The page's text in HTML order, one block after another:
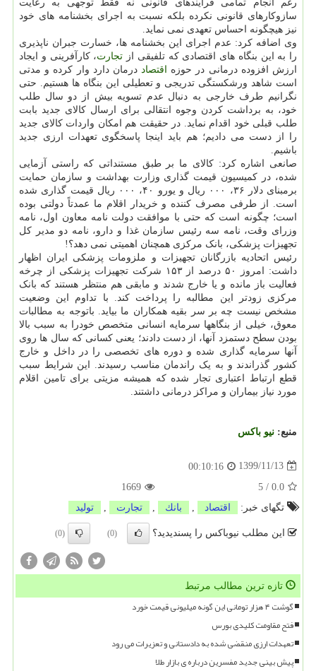
رغم انجام تمامی فرآیندهای قانونی نه فقط توجهی به رعایت
سازوکارهای قانونی نکرده بلکه نسبت به اجرای بخشنامه های خود
نیز هیچگونه احساس تعهدی نمی نماید.
وی اضافه کرد: عدم اجرای این بخشنامه ها، خسارت جبران ناپذیری
را به این بنگاه های اقتصادی که تلفیقی از تجارت، کارآفرینی و ایجاد
ارزش افزوده درمانی در حوزه اقتصاد درمان دارد وار کرده و مدتی
است شاهد ورشکستگی تدریجی و تعطیلی این بنگاه ها هستیم. حتی
نگرانیم طرف خارجی به دنبال عدم تسویه بیش از دو سال طلب
خود، به برداشت کردن وجوه انتقالی برای ارسال کالای جدید بابت
طلب قبلی خود اقدام نماید. در حقیقت هم امکان واردات کالای جدید
را از دست می دادیم؛ هم باید اینجا پاسخگوی تعهدات ارزی جدید
باشیم.
صانعی اشاره کرد: کالای ما بر طبق مستنداتی که راستی آزمایی
شده، در کمیسیون قیمت گذاری وزارت بهداشت و سازمان حمایت
برمبنای دلار ۳۶، ۰۰۰ ریال و یورو ۴۰، ۰۰۰ ریال قیمت گذاری شده
است. از طرفی مصرف کننده و خریدار اقلام ما عمدتاً دولتی بوده
است؛ چگونه است که حتی با موافقت دولت نامه معاون اول، نامه
وزرای وقت، نامه سه رئیس سازمان غذا و دارو، نامه دو مدیر کل
تجهیزات پزشکی، بانک مرکزی همچنان اهمیتی نمی دهد؟!
رئیس اتحادیه بازرگانان تجهیزات و ملزومات پزشکی ایران اظهار
داشت: امروز ۵۰ درصد از ۱۵۳ شرکت تجهیزات پزشکی از چرخه
فعالیت باز مانده و یا خارج شدند و مابقی هم منتظر هستند که بانک
مرکزی زودتر این مطالبه را پرداخت کند. با تداوم این وضعیت
مشخص نیست چه بر سر بقیه همکاران ما بیاید. باتوجه به مطالبات
معوق، خیلی از بنگاهها سرمایه انسانی متخصص خودرا به سبب بالا
بودن سطح دستمزد آنها، از دست دادند؛ یعنی کسانی که سال ها روی
آنها سرمایه گذاری شده و دوره های تخصصی را در داخل و خارج
کشور گذراندند و به یک راندمان مناسب رسیدند. این شرایط سبب
قطع ارتباط اعتباری تجار شده که همیشه مزیتی برای تامین اقلام
مورد نیاز بیماران و مراکز درمانی داشتند.
منبع: نیو باكس
1399/11/13
00:10:16
0.0
/
5
1669
تگهای خبر:
اقتصاد بانك تجارت تولید
این مطلب نیوباکس را پسندیدید؟ (0)
(0)
تازه ترین مطالب مرتبط
گوشت ۴ هزار تومانی این گونه میلیونی قیمت خورد
فتح مقاومت کلیدی بورس
تعهدات ارزی منقضی شده به دادستانی و تعزیرات می رود
پیش بینی جدید مفسرین درباره ی بازار طلا